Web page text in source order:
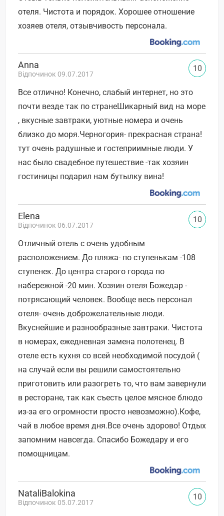
отеля. Чистота и порядок. Хорошее отношение
хозяев отеля, отзывчивость персонала.
Anna
Відпочинок 09.07.2017
Все отлично! Конечно, слабый интернет, но это
почти везде так по странеШикарный вид на море
, вкусные завтраки, уютные номера и очень
близко до моря.Черногория- прекрасная страна!
тут очень радушные и гостеприимные люди. У
нас было свадебное путешествие -так хозяин
гостиницы подарил нам бутылку вина!
10
Elena
Відпочинок 06.07.2017
Отличный отель с очень удобным
расположением. До пляжа- по ступенькам -108
ступенек. До центра старого города по
набережной -20 мин. Хозяин отеля Божедар -
потрясающий человек. Вообще весь персонал
отеля- очень доброжелательные люди.
Вкуснейшие и разнообразные завтраки. Чистота
в номерах, ежедневная замена полотенец. В
отеле есть кухня со всей необходимой посудой (
на случай если вы решили самостоятельно
приготовить или разогреть то, что вам завернули
в ресторане, так как съесть целое мясное блюдо
из-за его огромности просто невозможно).Кофе,
чай в любое время дня.Все очень здорово! Отдых
запомним навсегда. Спасибо Божедару и его
помощницам.
10
NataliBalokina
Відпочинок 05.07.2017
10